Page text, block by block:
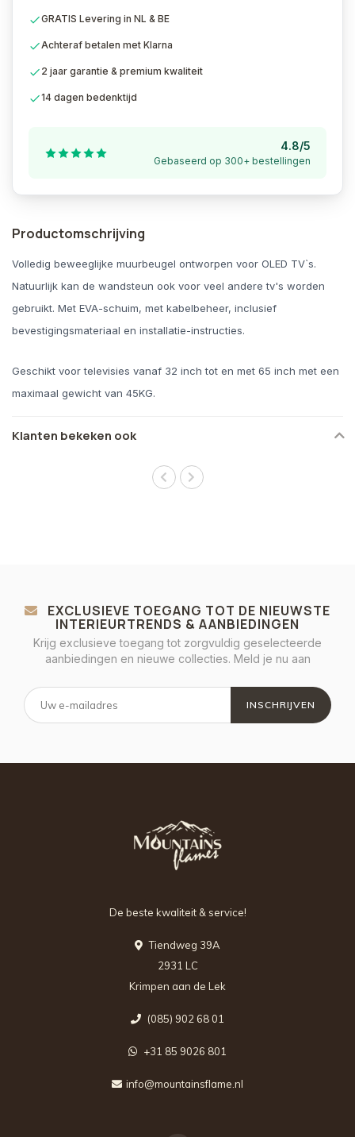
GRATIS Levering in NL & BE
Achteraf betalen met Klarna
2 jaar garantie & premium kwaliteit
14 dagen bedenktijd
4.8/5
Gebaseerd op 300+ bestellingen
Productomschrijving
Volledig beweeglijke muurbeugel ontworpen voor OLED TV`s.
Natuurlijk kan de wandsteun ook voor veel andere tv's worden
gebruikt. Met EVA-schuim, met kabelbeheer, inclusief
bevestigingsmateriaal en installatie-instructies.
Geschikt voor televisies vanaf 32 inch tot en met 65 inch met een
maximaal gewicht van 45KG.
Klanten bekeken ook
EXCLUSIEVE TOEGANG TOT DE NIEUWSTE
INTERIEURTRENDS & AANBIEDINGEN
Krijg exclusieve toegang tot zorgvuldig geselecteerde
aanbiedingen en nieuwe collecties. Meld je nu aan
INSCHRIJVEN
De beste kwaliteit & service!
Tiendweg 39A
2931 LC
Krimpen aan de Lek
(085) 902 68 01
+31 85 9026 801
info@mountainsflame.nl